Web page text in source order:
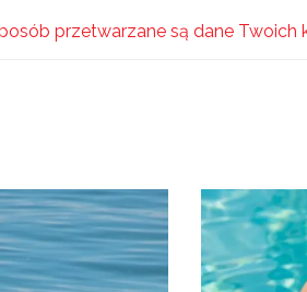
przetwarzane są dane Twoich